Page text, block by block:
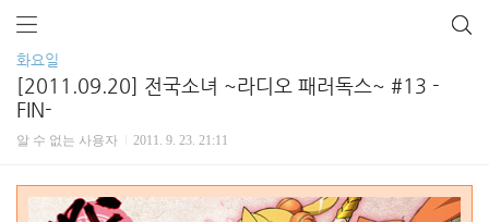
화요일
[2011.09.20] 전국소녀 ~라디오 패러독스~ #13 -
FIN-
알 수 없는 사용자 2011. 9. 23. 21:11